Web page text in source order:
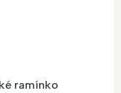
ramínko